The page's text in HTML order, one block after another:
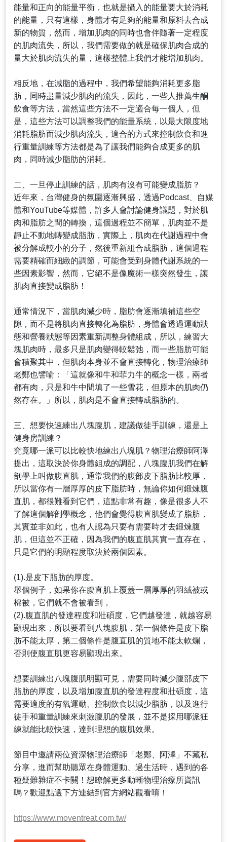
能量和正向的能量平衡，也就是攝入的能量要大於消耗
的能量，只有這樣，身體才有足夠的能量和原料去合成
新的物質，然而，增加肌肉的同時也會伴隨著一定程度
的肌肉流失，所以，我們需要做的就是確保肌肉合成的
量大於肌肉流失的量，這樣整體上我們才能增加肌肉。
相反地，在減脂的過程中，我們希望能夠消耗更多脂
肪，同時盡量減少肌肉的流失，因此，一些人推薦生酮
飲食等方法，當然這些方法不一定適合每一個人，但
是，這些方法可以調整我們的能量系統，以最大限度地
消耗脂肪而減少肌肉流失，適合的方式來控制飲食和進
行重量訓練等方法都是為了讓我們能夠合成更多的肌
肉，同時減少脂肪的消耗。
二、一旦停止訓練的話，肌肉有沒有可能變成脂肪？
近年來，台灣健身的氛圍逐漸興盛，透過Podcast、自媒
體和YouTube等媒體，許多人會討論健身議題，對於肌
肉和脂肪之間的轉換，這個過程並不簡單，肌肉並不是
靜止不動地轉變成脂肪，實際上，肌肉在代謝過程中會
被分解成較小的分子，然後重新組合成脂肪，這個過程
需要精確而細緻的調節，可能會受到身體代謝系統的一
些因素影響，然而，它絕不是像魔術一樣突然發生，讓
肌肉直接變成脂肪！
通常情況下，當肌肉減少時，脂肪會逐漸填補這些空
隙，而不是將肌肉直接轉化為脂肪，身體會透過運動狀
態和營養狀態等因素重新調整身體組成，所以，練習大
塊肌肉時，最多只是肌肉變得較鬆弛，而一些脂肪可能
會積聚其中，但肌肉本身並不會直接轉化，物理治療師
老鄭也譬喻：「這就像和牛和菲力牛的概念一樣，兩者
都有肉，只是和牛中間填了一些雪花，但原本的肌肉仍
然存在。」所以，肌肉是不會直接轉成脂肪的。
三、想要快速練出八塊腹肌，建議做徒手訓練，還是上
健身房訓練？
究竟哪一派可以比較快地練出八塊肌？物理治療師阿澤
提出，這取決於你身體組成的調配，八塊腹肌我們在解
剖學上叫做腹直肌，通常我們的腹部皮下脂肪比較厚，
所以當你有一層厚厚的皮下脂肪時，無論你如何鍛煉腹
直肌，都很難看到它們，這點非常有趣，像是很多人不
了解這個解剖學概念，他們會覺得腹直肌變成了脂肪，
其實並非如此，也有人認為只要有需要時才去鍛煉腹
肌，但這並不正確，因為我們的腹直肌其實一直存在，
只是它們的明顯程度取決於兩個因素。
(1).是皮下脂肪的厚度。
舉個例子，如果你在腹直肌上覆蓋一層厚厚的羽絨被或
棉被，它們就不會被看到，
(2).腹直肌的發達程度和壯碩度，它們越發達，就越容易
顯現出來，所以要看到八塊腹肌，第一個條件是皮下脂
肪不能太厚，第二個條件是腹直肌的質地不能太軟爛，
否則使腹直肌更容易顯現出來。
想要訓練出八塊腹肌明顯可見，需要同時減少腹部皮下
脂肪的厚度，以及增加腹直肌的發達程度和壯碩度，這
需要適度的有氧運動、控制飲食以減少脂肪，以及進行
徒手和重量訓練來刺激腹肌的發展，並不是採用哪派狂
練就能比較快速，達到理想的腹肌效果。
節目中邀請兩位資深物理治療師「老鄭、阿澤」不藏私
分享，進而幫助聽眾在身體運動、過生活時，遇到的各
種疑難雜症不卡關！想瞭解更多動晰物理治療所資訊
嗎？歡迎點選下方連結到官方網站觀看唷！
https://www.moventreat.com.tw/